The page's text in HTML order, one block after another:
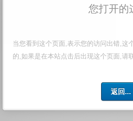
您打开的
当您看到这个页面,表示您的访问出错,这
的,如果是在本站点击后出现这个页面,请
返回...